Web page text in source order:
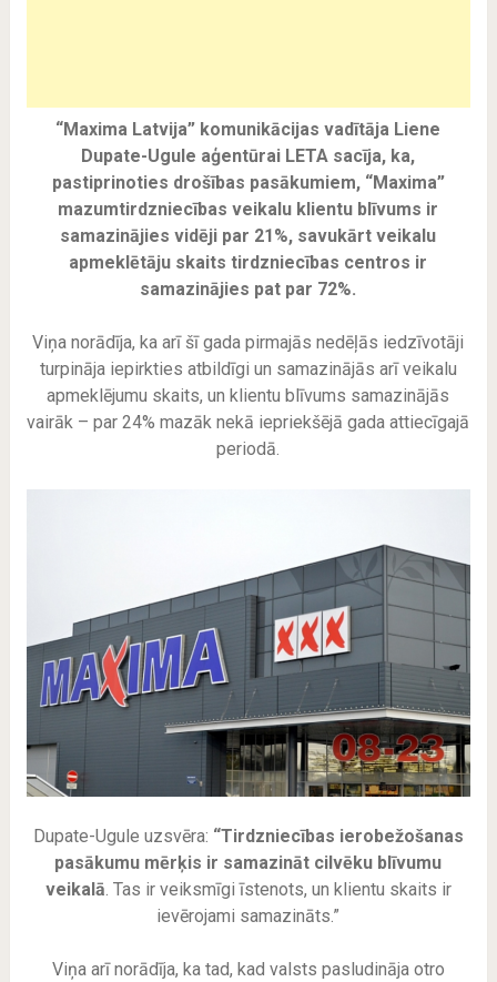
“Maxima Latvija” komunikācijas vadītāja Liene
Dupate-Ugule aģentūrai LETA sacīja, ka,
pastiprinoties drošības pasākumiem, “Maxima”
mazumtirdzniecības veikalu klientu blīvums ir
samazinājies vidēji par 21%, savukārt veikalu
apmeklētāju skaits tirdzniecības centros ir
samazinājies pat par 72%.
Viņa norādīja, ka arī šī gada pirmajās nedēļās iedzīvotāji
turpināja iepirkties atbildīgi un samazinājās arī veikalu
apmeklējumu skaits, un klientu blīvums samazinājās
vairāk – par 24% mazāk nekā iepriekšējā gada attiecīgajā
periodā.
Dupate-Ugule uzsvēra: “Tirdzniecības ierobežošanas
pasākumu mērķis ir samazināt cilvēku blīvumu
veikalā. Tas ir veiksmīgi īstenots, un klientu skaits ir
ievērojami samazināts.”
Viņa arī norādīja, ka tad, kad valsts pasludināja otro